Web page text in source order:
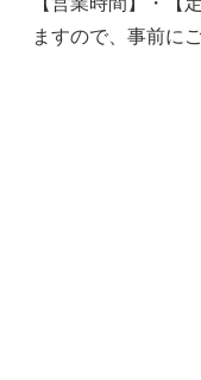
ますので、事前に